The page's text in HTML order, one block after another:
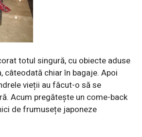
totul singură, cu obiecte aduse
câteodată chiar în bagaje. Apoi
vieții au făcut-o să se
Acum pregătește un come-back
de frumusețe japoneze